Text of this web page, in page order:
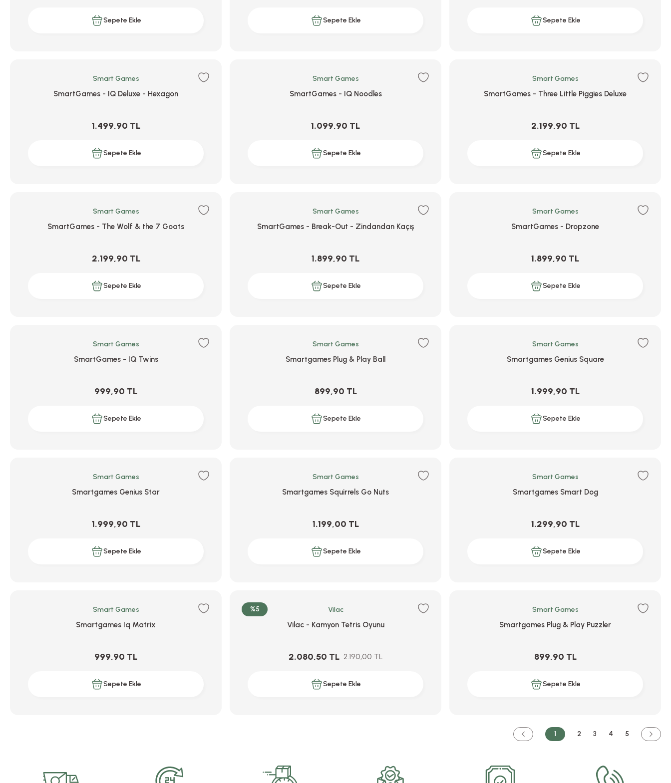
Sepete Ekle Sepete Ekle Sepete Ekle
Smart Games
SmartGames - IQ Deluxe - Hexagon
1.499,90 TL
Sepete Ekle
Smart Games
SmartGames - IQ Noodles
1.099,90 TL
Sepete Ekle
Smart Games
SmartGames - Three Little Piggies Deluxe
2.199,90 TL
Sepete Ekle
Smart Games
SmartGames - The Wolf & the 7 Goats
2.199,90 TL
Sepete Ekle
Smart Games
SmartGames - Break-Out - Zindandan Kaçış
1.899,90 TL
Sepete Ekle
Smart Games
SmartGames - Dropzone
1.899,90 TL
Sepete Ekle
Smart Games
SmartGames - IQ Twins
999,90 TL
Sepete Ekle
Smart Games
Smartgames Plug & Play Ball
899,90 TL
Sepete Ekle
Smart Games
Smartgames Genius Square
1.999,90 TL
Sepete Ekle
Smart Games
Smartgames Genius Star
1.999,90 TL
Sepete Ekle
Smart Games
Smartgames Squirrels Go Nuts
1.199,00 TL
Sepete Ekle
Smart Games
Smartgames Smart Dog
1.299,90 TL
Sepete Ekle
Smart Games
Smartgames Iq Matrix
999,90 TL
Sepete Ekle
%5 Vilac
Vilac - Kamyon Tetris Oyunu
2.080,50 TL 2.190,00 TL
Sepete Ekle
Smart Games
Smartgames Plug & Play Puzzler
899,90 TL
Sepete Ekle
1 2 3 4 5